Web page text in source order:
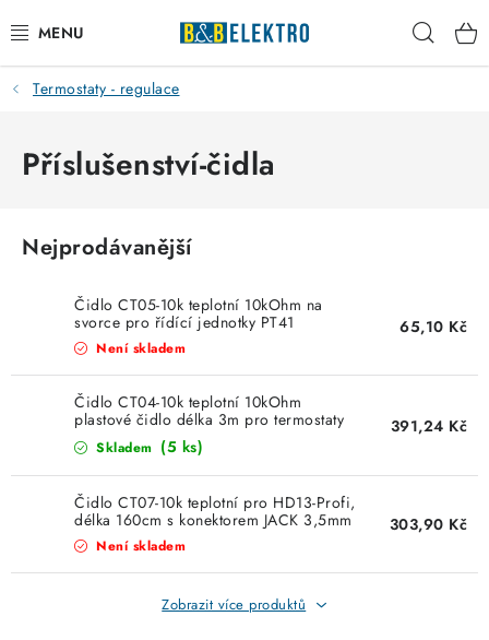
na
obsah
Reklamace / Vrácení zboží
Blog
VYTÁPĚNÍ
VYPÍNAČE
ELEKTROMATERIÁL
JISTIČE
KABELY
ŽÁROVKY
Termostaty - regulace
Příslušenství-čidla
Nejprodávanější
Čidlo CT05-10k teplotní 10kOhm na
svorce pro řídící jednotky PT41
elektrobock
Není skladem
65,10 Kč
Čidlo CT04-10k teplotní 10kOhm
plastové čidlo délka 3m pro termostaty
PT71x s konektorem
Skladem (5 ks)
391,24 Kč
Čidlo CT07-10k teplotní pro HD13-Profi,
délka 160cm s konektorem JACK 3,5mm
Není skladem
303,90 Kč
Zobrazit více produktů